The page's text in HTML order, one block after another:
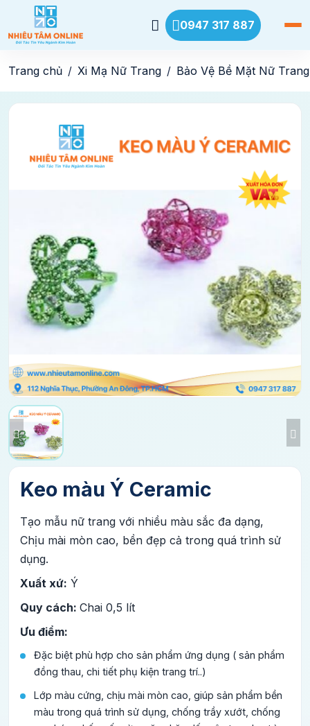
0947 317 887
Trang chủ Xi Mạ Nữ Trang Bảo Vệ Bề Mặt Nữ Trang
Keo màu Ý Ceramic
Tạo mẫu nữ trang với nhiều màu sắc đa dạng,
Chịu mài mòn cao, bền đẹp cả trong quá trình sử
dụng.
Xuất xứ: Ý
Quy cách: Chai 0,5 lít
Ưu điểm:
Đặc biệt phù hợp cho sản phẩm ứng dụng ( sản phẩm
đồng thau, chi tiết phụ kiện trang trí..)
Lớp màu cứng, chịu mài mòn cao, giúp sản phẩm bền
màu trong quá trình sử dụng, chống trầy xướt, chống